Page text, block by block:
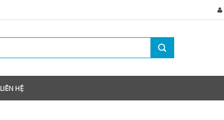
LIÊN HỆ